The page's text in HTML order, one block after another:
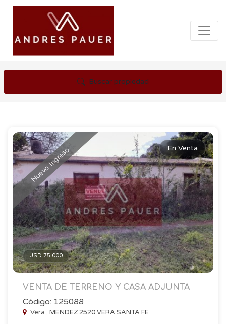
Buscar propiedad
Nuevo Ingreso En Venta
USD 75.000
VENTA DE TERRENO Y CASA ADJUNTA
Código: 125088
Vera , MENDEZ 2520 VERA SANTA FE